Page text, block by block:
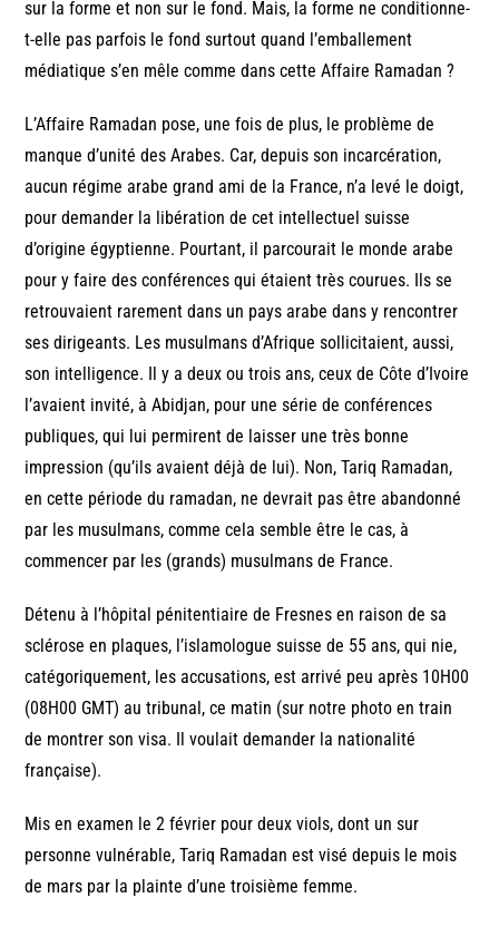
sur la forme et non sur le fond. Mais, la forme ne conditionne-
t-elle pas parfois le fond surtout quand l’emballement
médiatique s’en mêle comme dans cette Affaire Ramadan ?
L’Affaire Ramadan pose, une fois de plus, le problème de
manque d’unité des Arabes. Car, depuis son incarcération,
aucun régime arabe grand ami de la France, n’a levé le doigt,
pour demander la libération de cet intellectuel suisse
d’origine égyptienne. Pourtant, il parcourait le monde arabe
pour y faire des conférences qui étaient très courues. Ils se
retrouvaient rarement dans un pays arabe dans y rencontrer
ses dirigeants. Les musulmans d’Afrique sollicitaient, aussi,
son intelligence. Il y a deux ou trois ans, ceux de Côte d’Ivoire
l’avaient invité, à Abidjan, pour une série de conférences
publiques, qui lui permirent de laisser une très bonne
impression (qu’ils avaient déjà de lui). Non, Tariq Ramadan,
en cette période du ramadan, ne devrait pas être abandonné
par les musulmans, comme cela semble être le cas, à
commencer par les (grands) musulmans de France.
Détenu à l’hôpital pénitentiaire de Fresnes en raison de sa
sclérose en plaques, l’islamologue suisse de 55 ans, qui nie,
catégoriquement, les accusations, est arrivé peu après 10H00
(08H00 GMT) au tribunal, ce matin (sur notre photo en train
de montrer son visa. Il voulait demander la nationalité
française).
Mis en examen le 2 février pour deux viols, dont un sur
personne vulnérable, Tariq Ramadan est visé depuis le mois
de mars par la plainte d’une troisième femme.